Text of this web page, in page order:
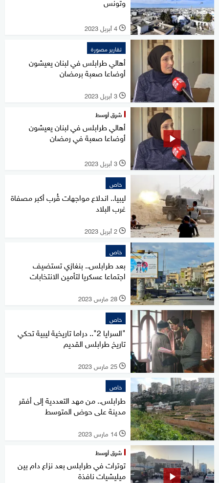
l 4 أبريل 2023
تقارير مصورة
أهالي طرابلس في لبنان يعيشون
أوضاعا صعبة برمضان
l 3 أبريل 2023
شرق أوسط
أهالي طرابلس في لبنان يعيشون
أوضاعا صعبة في رمضان
l 3 أبريل 2023
خاص
ليبيا.. اندلاع مواجهات قُرب أكبر مصفاة
غرب البلاد
l 2 أبريل 2023
خاص
بعد طرابلس.. بنغازي تستضيف
اجتماعا عسكريا لتأمين الانتخابات
l 28 مارس 2023
خاص
"السرايا 2".. دراما تاريخية ليبية تحكي
تاريخ طرابلس القديم
l 25 مارس 2023
خاص
طرابلس.. من مهد التعددية إلى أفقر
مدينة على حوض المتوسط
l 14 مارس 2023
شرق أوسط
توترات في طرابلس بعد نزاع دام بين
ميليشيات نافذة